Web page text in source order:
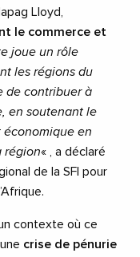
Lloyd,
le commerce et
joue un rôle
les régions du
de contribuer à
en soutenant le
en
région« , a déclaré
de la SFI pour
contexte où ce
crise de pénurie